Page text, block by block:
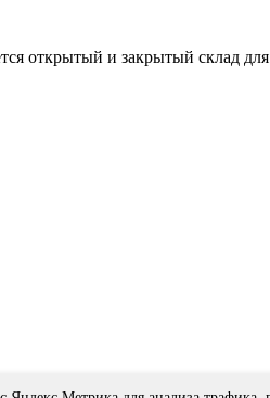
открытый и закрытый склад